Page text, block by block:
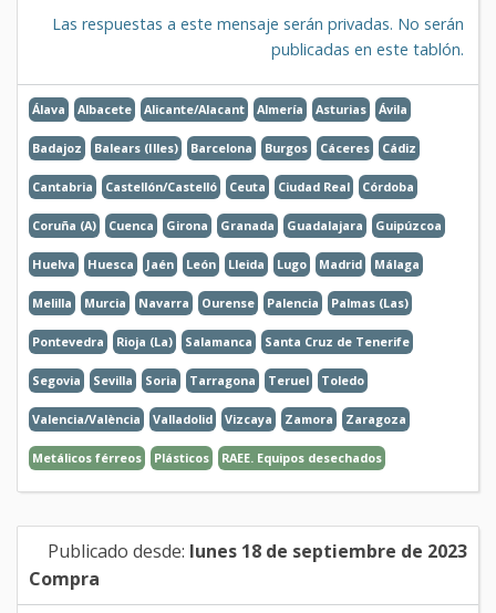
Las respuestas a este mensaje serán privadas. No serán
publicadas en este tablón.
Álava Albacete Alicante/Alacant Almería Asturias Ávila
Badajoz Balears (Illes) Barcelona Burgos Cáceres Cádiz
Cantabria Castellón/Castelló Ceuta Ciudad Real Córdoba
Coruña (A) Cuenca Girona Granada Guadalajara Guipúzcoa
Huelva Huesca Jaén León Lleida Lugo Madrid Málaga
Melilla Murcia Navarra Ourense Palencia Palmas (Las)
Pontevedra Rioja (La) Salamanca Santa Cruz de Tenerife
Segovia Sevilla Soria Tarragona Teruel Toledo
Valencia/València Valladolid Vizcaya Zamora Zaragoza
Metálicos férreos Plásticos RAEE. Equipos desechados
Publicado desde: lunes 18 de septiembre de 2023
Compra